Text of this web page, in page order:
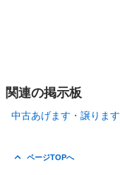
関連の掲示板
中古あげます・譲ります
ページTOPへ